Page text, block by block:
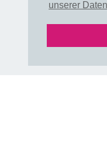
unserer